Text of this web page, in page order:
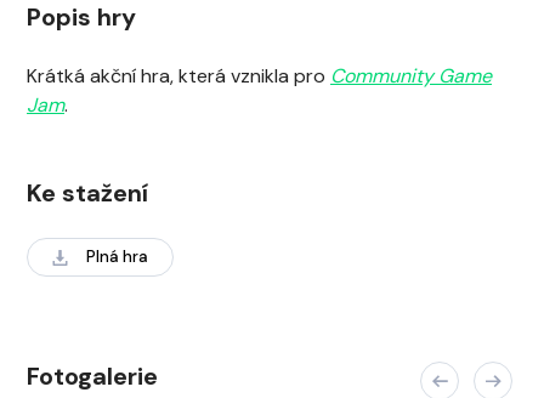
Popis hry
Krátká akční hra, která vznikla pro Community Game
Jam.
Ke stažení
Plná hra
Fotogalerie